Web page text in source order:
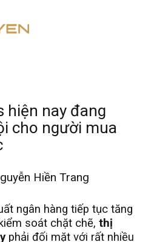
hiện nay đang
cho người mua
Hiền Trang
ngân hàng tiếp tục tăng
soát chặt chẽ, thị
phải đối mặt với rất nhiều